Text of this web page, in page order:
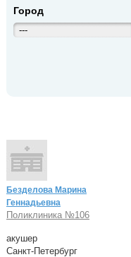
Город
---
Безделова Марина
Геннадьевна
Поликлиника №106
акушер
Санкт-Петербург